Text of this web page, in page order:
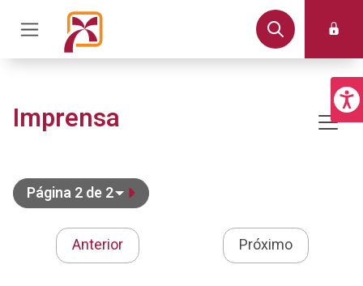
Imprensa
Página 2 de 2
Anterior Próximo